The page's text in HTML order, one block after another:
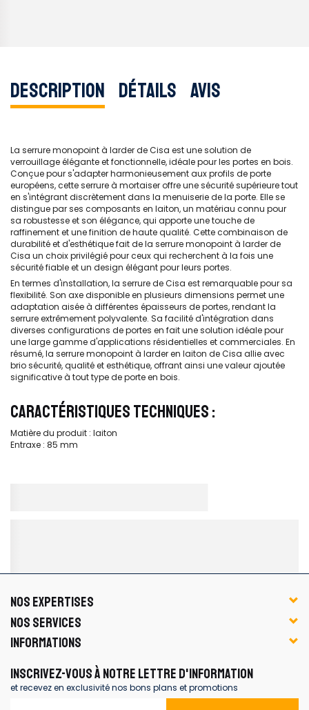
Description Détails Avis
La serrure monopoint à larder de Cisa est une solution de
verrouillage élégante et fonctionnelle, idéale pour les portes en bois.
Conçue pour s'adapter harmonieusement aux profils de porte
européens, cette serrure à mortaiser offre une sécurité supérieure tout
en s'intégrant discrètement dans la menuiserie de la porte. Elle se
distingue par ses composants en laiton, un matériau connu pour
sa robustesse et son élégance, qui apporte une touche de
raffinement et une finition de haute qualité. Cette combinaison de
durabilité et d'esthétique fait de la serrure monopoint à larder de
Cisa un choix privilégié pour ceux qui recherchent à la fois une
sécurité fiable et un design élégant pour leurs portes.
En termes d'installation, la serrure de Cisa est remarquable pour sa
flexibilité. Son axe disponible en plusieurs dimensions permet une
adaptation aisée à différentes épaisseurs de portes, rendant la
serrure extrêmement polyvalente. Sa facilité d'intégration dans
diverses configurations de portes en fait une solution idéale pour
une large gamme d'applications résidentielles et commerciales. En
résumé, la serrure monopoint à larder en laiton de Cisa allie avec
brio sécurité, qualité et esthétique, offrant ainsi une valeur ajoutée
significative à tout type de porte en bois.
CARACTÉRISTIQUES TECHNIQUES :
Matière du produit : laiton
Entraxe : 85 mm
NOS EXPERTISES
NOS SERVICES
INFORMATIONS
INSCRIVEZ-VOUS À NOTRE LETTRE D'INFORMATION
et recevez en exclusivité nos bons plans et promotions